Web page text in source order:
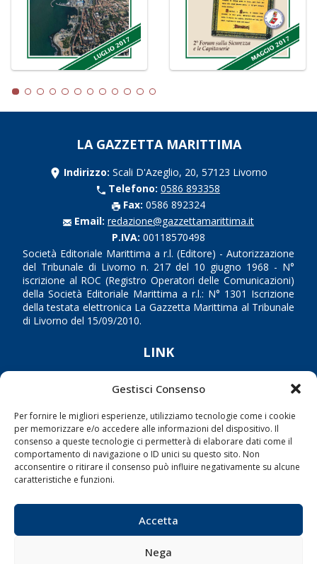
Gestisci Consenso
Per fornire le migliori esperienze, utilizziamo tecnologie come i cookie
per memorizzare e/o accedere alle informazioni del dispositivo. Il
consenso a queste tecnologie ci permetterà di elaborare dati come il
comportamento di navigazione o ID unici su questo sito. Non
acconsentire o ritirare il consenso può influire negativamente su alcune
caratteristiche e funzioni.
Accetta
Nega
LA GAZZETTA MARITTIMA
Indirizzo: Scali D'Azeglio, 20, 57123 Livorno
Telefono: 0586 893358
Fax: 0586 892324
Email: redazione@gazzettamarittima.it
P.IVA: 00118570498
Società Editoriale Marittima a r.l. (Editore) - Autorizzazione
del Tribunale di Livorno n. 217 del 10 giugno 1968 - N°
iscrizione al ROC (Registro Operatori delle Comunicazioni)
della Società Editoriale Marittima a r.l.: N° 1301 Iscrizione
della testata elettronica La Gazzetta Marittima al Tribunale
di Livorno del 15/09/2010.
LINK
Shipping
Trasporti
Varie
Sostenibilità
Blue economy
Diporto
Chi siamo